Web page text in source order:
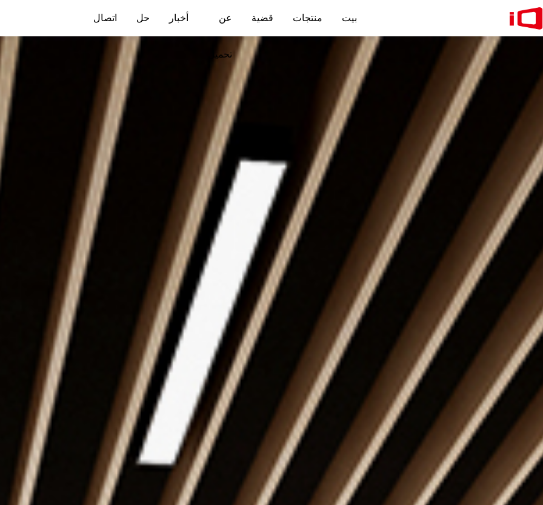
بيت منتجات قضية عن
تحميل
أخبار حل اتصال